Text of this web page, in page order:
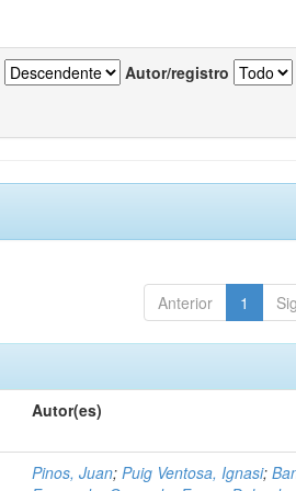
Autor/registro
Anterior 1
Autor(es)
Pinos, Juan;Puig Ventosa, Ignasi;